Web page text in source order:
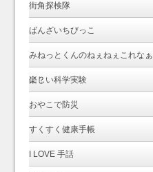
街角探検隊
ばんざいちびっこ
みねっとくんのねぇねぇこれなぁ
に？
楽しい科学実験
おやこで防災
すくすく健康手帳
I LOVE 手話